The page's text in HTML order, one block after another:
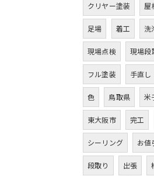
クリヤー塗装 屋
足場 着工 洗
現場点検 現場段
フル塗装 手直し
色 鳥取県 米
東大阪市 完工
シーリング お値
段取り 出張